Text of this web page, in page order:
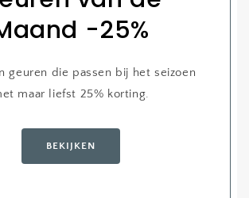
-25%
geuren die passen bij het seizoen
maar liefst 25% korting.
BEKIJKEN